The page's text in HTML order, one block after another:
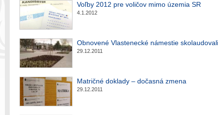
Voľby 2012 pre voličov mimo územia SR
4.1.2012
Obnovené Vlastenecké námestie skolaudovali
29.12.2011
Matričné doklady – dočasná zmena
29.12.2011